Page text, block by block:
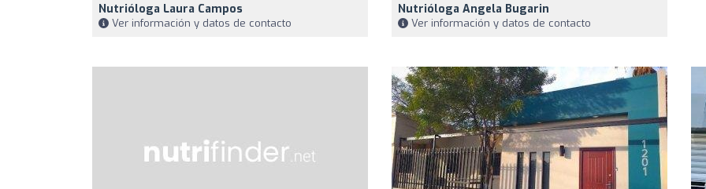
Nutrióloga Laura Campos
Ver información y datos de contacto
Nutrióloga Angela Bugarin
Ver información y datos de contacto